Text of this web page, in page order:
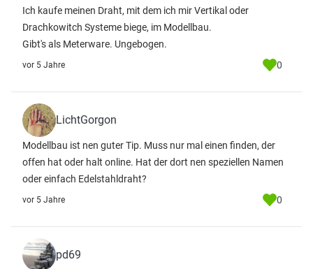
Ich kaufe meinen Draht, mit dem ich mir Vertikal oder
Drachkowitch Systeme biege, im Modellbau.
Gibt's als Meterware. Ungebogen.
vor 5 Jahre 0
LichtGorgon
Modellbau ist nen guter Tip. Muss nur mal einen finden, der
offen hat oder halt online. Hat der dort nen speziellen Namen
oder einfach Edelstahldraht?
vor 5 Jahre 0
pd69